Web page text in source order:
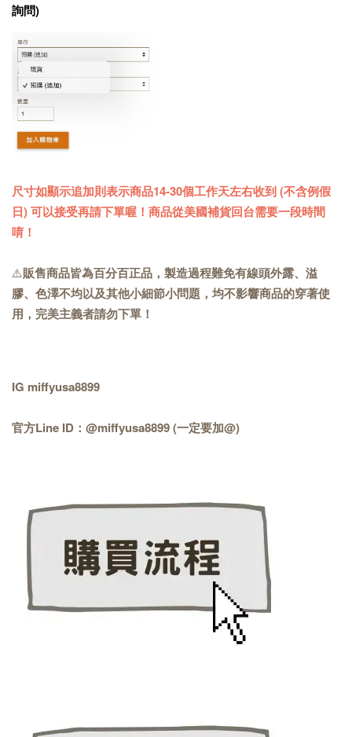
詢問)
尺寸如顯示追加則表示商品14-30個工作天左右收到 (不含例假
日) 可以接受再請下單喔！商品從美國補貨回台需要一段時間
唷！
⚠️販售商品皆為百分百正品，製造過程難免有線頭外露、溢
膠、色澤不均以及其他小細節小問題，均不影響商品的穿著使
用，完美主義者請勿下單！
IG miffyusa8899
官方Line ID：@miffyusa8899 (一定要加@)